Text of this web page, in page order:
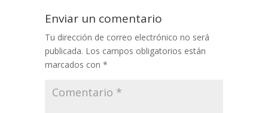
Enviar un comentario
Tu dirección de correo electrónico no será
publicada. Los campos obligatorios están
marcados con *